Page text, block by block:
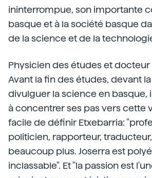
ininterrompue, son importante
basque et à la société basque
de la science et de la
Physicien des études et
Avant la fin des études, devant
divulguer la science en basque,
à concentrer ses pas vers cette
facile de définir Etxebarria:
politicien, rapporteur,
beaucoup plus. Joserra est
inclassable". Et "la passion est